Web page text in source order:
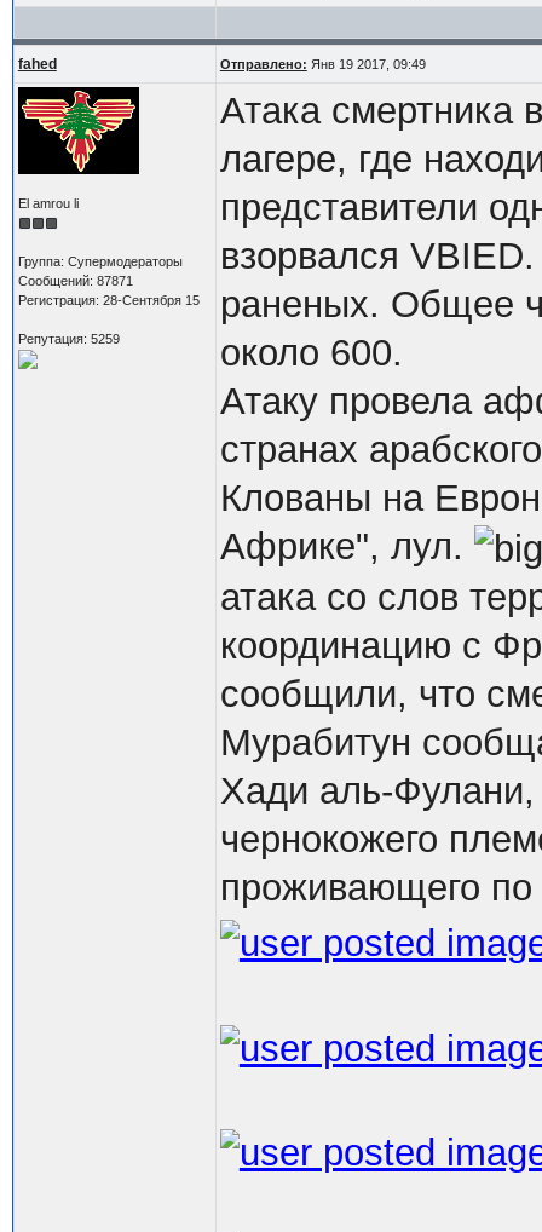
fahed Отправлено: Янв 19 2017, 09:49
El amrou li
Группа: Супермодераторы
Сообщений: 87871
Регистрация: 28-Сентября 15
Репутация: 5259
Атака смертника
лагере, где
представители
взорвался
раненых. Общее
около 600.
Атаку провела
странах
Клованы на
Африке", лул.
атака со слов
координацию с
сообщили, что
Мурабитун
Хади аль-Фулани,
чернокожего
проживающего